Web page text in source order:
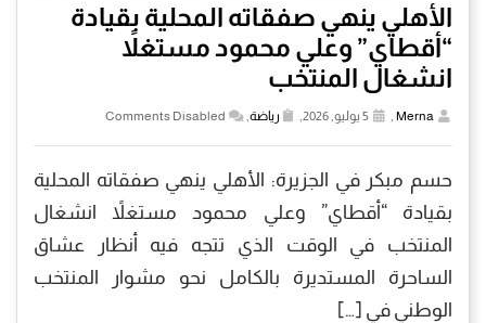
الأهلي ينهي صفقاته المحلية بقيادة
“أقطاي” وعلي محمود مستغلاً
انشغال المنتخب
Merna رياضة Comments Disabled
حسم مبكر في الجزيرة: الأهلي ينهي صفقاته المحلية
بقيادة “أقطاي” وعلي محمود مستغلاً انشغال
المنتخب في الوقت الذي تتجه فيه أنظار عشاق
الساحرة المستديرة بالكامل نحو مشوار المنتخب
الوطني في […]